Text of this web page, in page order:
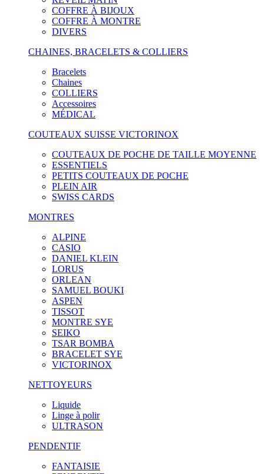
COFFRE À BIJOUX
COFFRE À MONTRE
DIVERS
CHAINES, BRACELETS & COLLIERS
Bracelets
Chaines
COLLIERS
Accessoires
MÉDICAL
COUTEAUX SUISSE VICTORINOX
COUTEAUX DE POCHE DE TAILLE MOYENNE
ESSENTIELS
PETITS COUTEAUX DE POCHE
PLEIN AIR
SWISS CARDS
MONTRES
ALPINE
CASIO
DANIEL KLEIN
LORUS
ORLEAN
SAMUEL BOUKI
ASPEN
TISSOT
MONTRE SYE
SEIKO
TSAR BOMBA
BRACELET SYE
VICTORINOX
NETTOYEURS
Liquide
Linge à polir
ULTRASON
PENDENTIF
FANTAISIE